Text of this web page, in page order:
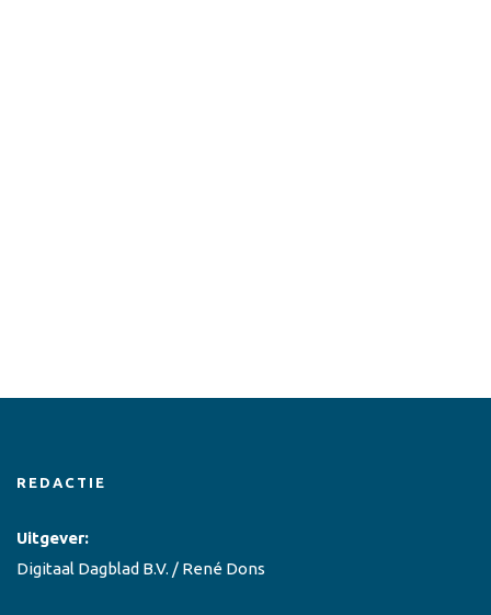
REDACTIE
Uitgever:
Digitaal Dagblad B.V. / René Dons